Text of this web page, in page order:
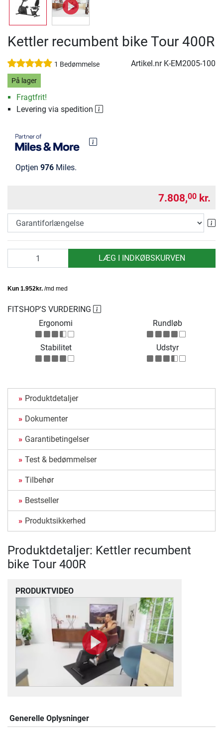
Kettler recumbent bike Tour 400R
1 Bedømmelse Artikel.nr K-EM2005-100
På lager
Fragtfrit!
Levering via spedition
Optjen 976 Miles.
7.808,00 kr.
LÆG I INDKØBSKURVEN
FITSHOP'S VURDERING
Ergonomi
Rundløb
Stabilitet Udstyr
Produktdetaljer
Dokumenter
Garantibetingelser
Test & bedømmelser
Tilbehør
Bestseller
Produktsikkerhed
Produktdetaljer: Kettler recumbent
bike Tour 400R
PRODUKTVIDEO
Generelle Oplysninger